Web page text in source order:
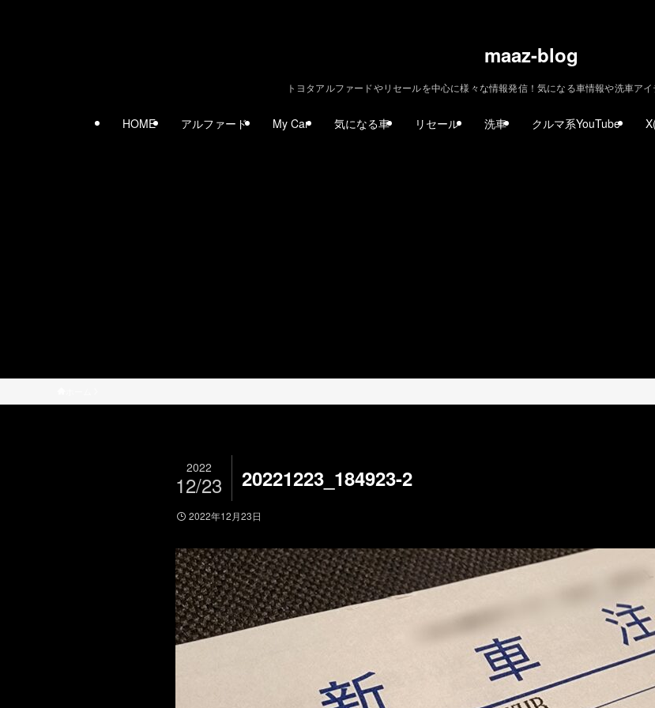
maaz-blog
トヨタアルファードやリセールを中心に様々な情報発信！気になる車情報や洗車ア
HOME アルファード My Car 気になる車 リセール 洗車 クルマ系YouTube
20221223_184923-2
2022
12/23
2022年12月23日